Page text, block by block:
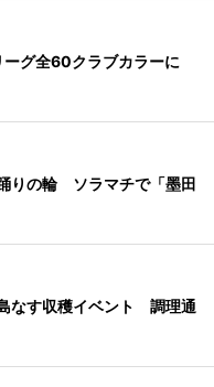
ーグ全60クラブカラーに
りの輪 ソラマチで「墨田
なす収穫イベント 調理通